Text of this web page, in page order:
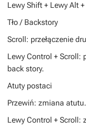
Lewy Shift + Lewy Alt
Tło / Backstory
Scroll: przełączenie
Lewy Control + Scroll:
back story.
Atuty postaci
Przewiń: zmiana atutu.
Lewy Control +